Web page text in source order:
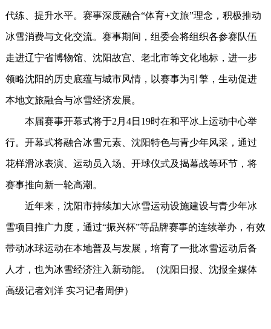
代练、提升水平。赛事深度融合“体育+文旅”理念，积极推动
冰雪消费与文化交流。赛事期间，组委会将组织各参赛队伍
走进辽宁省博物馆、沈阳故宫、老北市等文化地标，进一步
领略沈阳的历史底蕴与城市风情，以赛事为引擎，生动促进
本地文旅融合与冰雪经济发展。
本届赛事开幕式将于2月4日19时在和平冰上运动中心举
行。开幕式将融合冰雪元素、沈阳特色与青少年风采，通过
花样滑冰表演、运动员入场、开球仪式及揭幕战等环节，将
赛事推向新一轮高潮。
近年来，沈阳市持续加大冰雪运动设施建设与青少年冰
雪项目推广力度，通过“振兴杯”等品牌赛事的连续举办，有效
带动冰球运动在本地普及与发展，培育了一批冰雪运动后备
人才，也为冰雪经济注入新动能。（沈阳日报、沈报全媒体
高级记者刘洋 实习记者周伊）